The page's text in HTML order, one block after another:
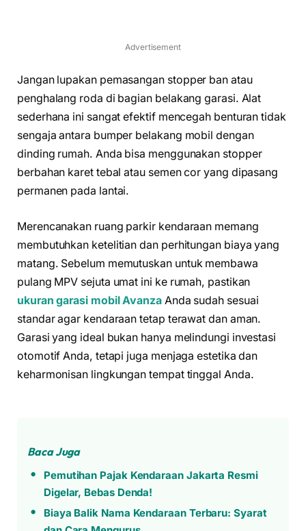
Advertisement
Jangan lupakan pemasangan stopper ban atau
penghalang roda di bagian belakang garasi. Alat
sederhana ini sangat efektif mencegah benturan tidak
sengaja antara bumper belakang mobil dengan
dinding rumah. Anda bisa menggunakan stopper
berbahan karet tebal atau semen cor yang dipasang
permanen pada lantai.
Merencanakan ruang parkir kendaraan memang
membutuhkan ketelitian dan perhitungan biaya yang
matang. Sebelum memutuskan untuk membawa
pulang MPV sejuta umat ini ke rumah, pastikan
ukuran garasi mobil AvanzaAnda sudah sesuai
standar agar kendaraan tetap terawat dan aman.
Garasi yang ideal bukan hanya melindungi investasi
otomotif Anda, tetapi juga menjaga estetika dan
keharmonisan lingkungan tempat tinggal Anda.
Baca Juga
Pemutihan Pajak Kendaraan Jakarta Resmi
Digelar, Bebas Denda!
Biaya Balik Nama Kendaraan Terbaru: Syarat